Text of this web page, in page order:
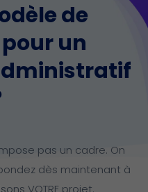
de
un
pas un cadre. On
dès maintenant à
VOTRE projet.